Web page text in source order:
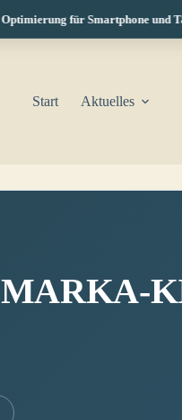
für Smartphone und
Start
Aktuelles